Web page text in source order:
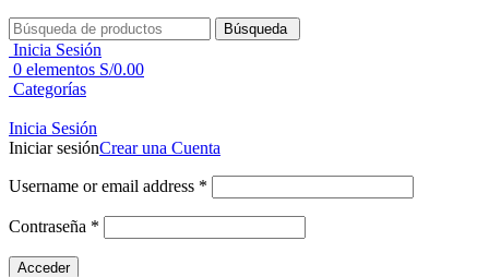
Búsqueda
Inicia Sesión
0 elementos S/0.00
Categorías
Inicia Sesión
Iniciar sesiónCrear una Cuenta
Username or email address *
Contraseña *
Acceder